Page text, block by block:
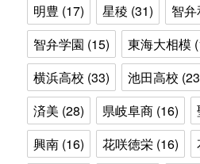
明豊 (17) 星稜 (31) 智
智弁学園 (15) 東海大相模
横浜高校 (33) 池田高校
済美 (28) 県岐阜商 (16)
興南 (16) 花咲徳栄 (16)